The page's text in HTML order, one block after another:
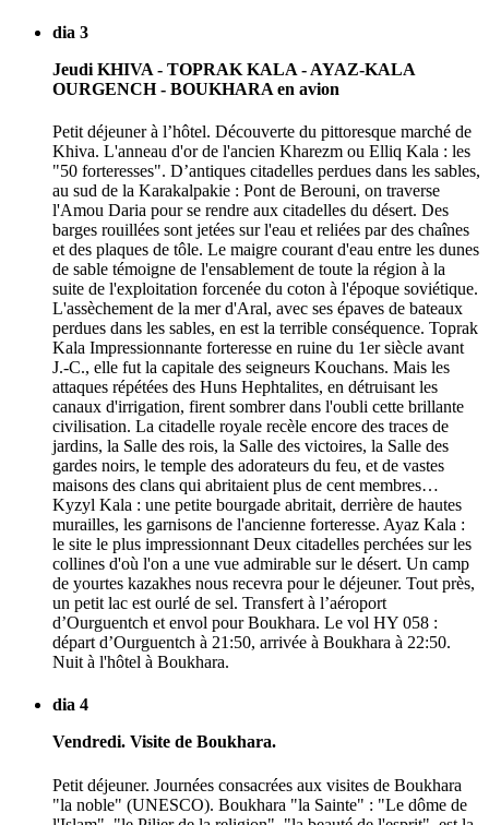
dia 3
Jeudi KHIVA - TOPRAK KALA - AYAZ-KALA
OURGENCH - BOUKHARA en avion
Petit déjeuner à l’hôtel. Découverte du pittoresque marché de
Khiva. L'anneau d'or de l'ancien Kharezm ou Elliq Kala : les
"50 forteresses". D’antiques citadelles perdues dans les sables,
au sud de la Karakalpakie : Pont de Berouni, on traverse
l'Amou Daria pour se rendre aux citadelles du désert. Des
barges rouillées sont jetées sur l'eau et reliées par des chaînes
et des plaques de tôle. Le maigre courant d'eau entre les dunes
de sable témoigne de l'ensablement de toute la région à la
suite de l'exploitation forcenée du coton à l'époque soviétique.
L'assèchement de la mer d'Aral, avec ses épaves de bateaux
perdues dans les sables, en est la terrible conséquence. Toprak
Kala Impressionnante forteresse en ruine du 1er siècle avant
J.-C., elle fut la capitale des seigneurs Kouchans. Mais les
attaques répétées des Huns Hephtalites, en détruisant les
canaux d'irrigation, firent sombrer dans l'oubli cette brillante
civilisation. La citadelle royale recèle encore des traces de
jardins, la Salle des rois, la Salle des victoires, la Salle des
gardes noirs, le temple des adorateurs du feu, et de vastes
maisons des clans qui abritaient plus de cent membres…
Kyzyl Kala : une petite bourgade abritait, derrière de hautes
murailles, les garnisons de l'ancienne forteresse. Ayaz Kala :
le site le plus impressionnant Deux citadelles perchées sur les
collines d'où l'on a une vue admirable sur le désert. Un camp
de yourtes kazakhes nous recevra pour le déjeuner. Tout près,
un petit lac est ourlé de sel. Transfert à l’aéroport
d’Ourguentch et envol pour Boukhara. Le vol HY 058 :
départ d’Ourguentch à 21:50, arrivée à Boukhara à 22:50.
Nuit à l'hôtel à Boukhara.
dia 4
Vendredi. Visite de Boukhara.
Petit déjeuner. Journées consacrées aux visites de Boukhara
"la noble" (UNESCO). Boukhara "la Sainte" : "Le dôme de